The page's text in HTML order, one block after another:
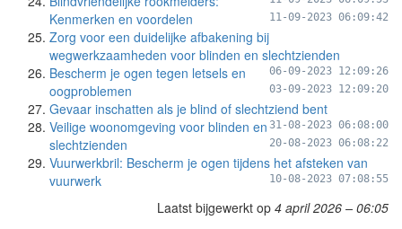
Kenmerken en voordelen
11-09-2023 06:09:42
Zorg voor een duidelijke afbakening bij
wegwerkzaamheden voor blinden en slechtzienden
06-09-2023 12:09:26
Bescherm je ogen tegen letsels en
oogproblemen
03-09-2023 12:09:20
Gevaar inschatten als je blind of slechtziend bent
31-08-2023 06:08:00
Veilige woonomgeving voor blinden en
slechtzienden
20-08-2023 06:08:22
Vuurwerkbril: Bescherm je ogen tijdens het afsteken van
vuurwerk
10-08-2023 07:08:55
Laatst bijgewerkt op 4 april 2026 – 06:05